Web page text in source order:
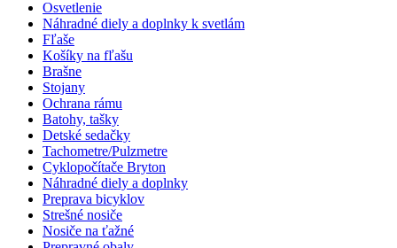
Osvetlenie
Náhradné diely a doplnky k svetlám
Fľaše
Košíky na fľašu
Brašne
Stojany
Ochrana rámu
Batohy, tašky
Detské sedačky
Tachometre/Pulzmetre
Cyklopočítače Bryton
Náhradné diely a doplnky
Preprava bicyklov
Strešné nosiče
Nosiče na ťažné